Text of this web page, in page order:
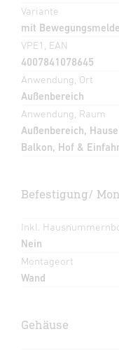
Variante
mit
VPE1, EAN
4007841078645
Anwendung, Ort
Außenbereich
Anwendung, Raum
Außenbereich,
Balkon, Hof &
Befestigung/
Inkl.
Nein
Montageort
Wand
Gehäuse